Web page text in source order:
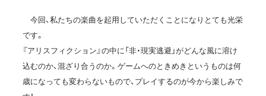
今回、私たちの楽曲を起用していただくことになりとても光栄
です。
『アリスフィクション』の中に「非・現実逃避」がどんな風に溶け
込むのか、混ざり合うのか。ゲームへのときめきというものは何
歳になっても変わらないもので、プレイするのが今から楽しみで